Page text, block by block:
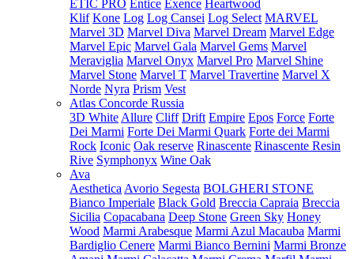
ETIC PRO Entice Exence Heartwood
Klif Kone Log Log Cansei Log Select MARVEL
Marvel 3D Marvel Diva Marvel Dream Marvel Edge
Marvel Epic Marvel Gala Marvel Gems Marvel
Meraviglia Marvel Onyx Marvel Pro Marvel Shine
Marvel Stone Marvel T Marvel Travertine Marvel X
Norde Nyra Prism Vest
Atlas Concorde Russia
3D White Allure Cliff Drift Empire Epos Force Forte
Dei Marmi Forte Dei Marmi Quark Forte dei Marmi
Rock Iconic Oak reserve Rinascente Rinascente Resin
Rive Symphonyx Wine Oak
Ava
Aesthetica Avorio Segesta BOLGHERI STONE
Bianco Imperiale Black Gold Breccia Capraia Breccia
Sicilia Copacabana Deep Stone Green Sky Honey
Wood Marmi Arabesque Marmi Azul Macauba Marmi
Bardiglio Cenere Marmi Bianco Bernini Marmi Bronze